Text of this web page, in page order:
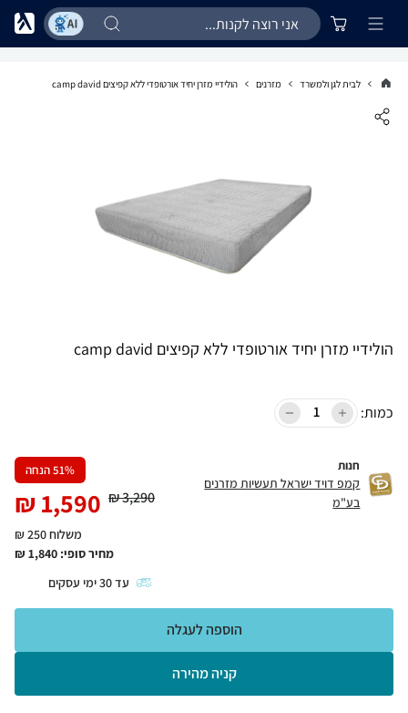
לבית לגן ולמשרד מזרנים הולידיי מזרן יחיד אורטופדי ללא קפיצים camp david
הולידיי מזרן יחיד אורטופדי ללא קפיצים camp david
כמות:
חנות
קמפ דויד ישראל תעשיות מזרנים
בע"מ
51% הנחה
3,290
₪
1,590
₪
משלוח 250 ₪
מחיר סופי: 1,840
₪
עד30ימי עסקים
קניה מהירה
הוספה לעגלה